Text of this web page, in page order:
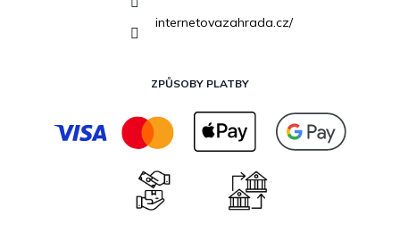
internetovazahrada.cz/
ZPŮSOBY PLATBY